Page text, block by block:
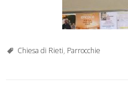
Chiesa di Rieti, Parrocchie